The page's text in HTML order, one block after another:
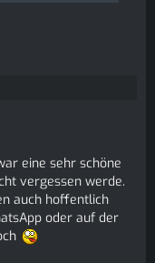
eine sehr schöne
vergessen werde.
auch hoffentlich
oder auf der